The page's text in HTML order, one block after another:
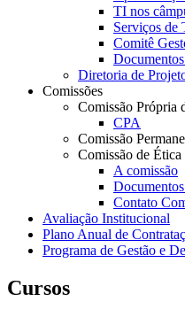
TI nos
Serviços de
Comitê
Diretoria de
Comissões
Comissão Própria
CPA
Comissão
Comissão de Ética
A comissão
Contato
Avaliação Institucional
Plano Anual de
Programa de Gestão e
Cursos